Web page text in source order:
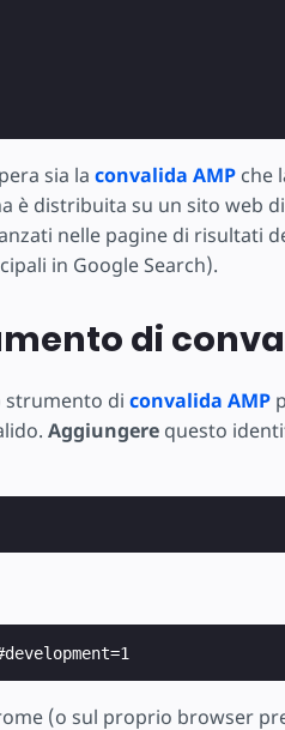
sia la convalida AMPche
è distribuita su un sito web
nelle pagine di risultati
in Google Search).
di
strumento di convalida AMP
Aggiungerequesto
(o sul proprio browser